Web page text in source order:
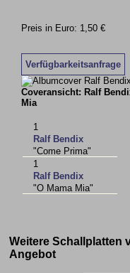
Preis in Euro: 1,50 €
Verfügbarkeitsanfrage
Coveransicht: Ralf
Mia
1
Ralf Bendix
"Come Prima"
1
Ralf Bendix
"O Mama Mia"
Weitere Schallplatten
Angebot